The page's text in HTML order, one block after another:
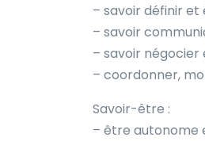
– savoir définir et
– savoir
– savoir
– coordonner,
Savoir-être :
– être autonome